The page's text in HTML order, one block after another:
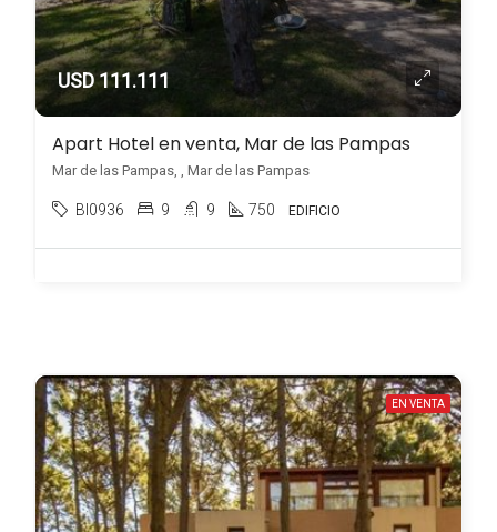
USD 111.111
Apart Hotel en venta, Mar de las Pampas
Mar de las Pampas, , Mar de las Pampas
BI0936 9 9 750 EDIFICIO
EN VENTA